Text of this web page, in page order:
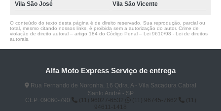
Vila São José Vila São Vicente
O conteúdo do texto desta página é de direito reservado. Sua reprodução, parcial ou
total, mesmo citando nossos links, é proibida sem a autorização do autor. Crime de
violação de direito autoral – artigo 184 do Código Penal – Lei 9610/98 - Lei de direitos
autorais
Alfa Moto Express Serviço de entrega
Rua Fernando de Noronha, 16 Qdra. A - Vila Sacadura Cabral
Santo André - SP
CEP: 09060-790
(11) 96027-6532 (11) 96745-7662
(11)
94611-1418